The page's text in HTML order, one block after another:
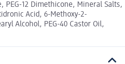
PEG-12 Dimethicone, Mineral Salts,
Acid, 6-Methoxy-2-
Alcohol, PEG-40 Castor Oil,